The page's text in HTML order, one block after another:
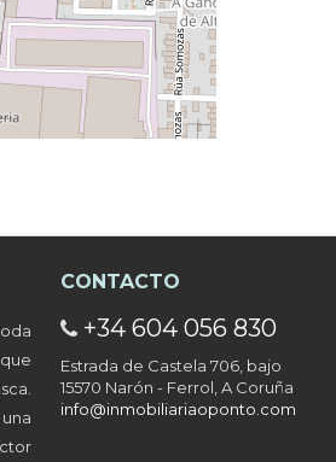
CONTACTO
+34 604 056 830
Estrada de Castela 706, bajo
15570 Narón - Ferrol, A Coruña
info@inmobiliariaoponto.com